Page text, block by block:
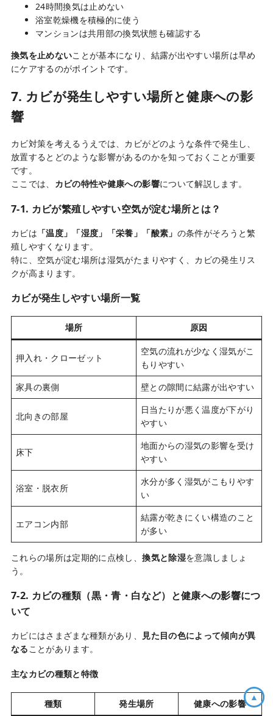
24時間換気は止めない
浴室乾燥機を積極的に使う
マンションは共用部の換気状態も確認する
換気を止めないことが基本になり、結露が出やすい場所は早め
にケアするのがポイントです。
7. カビが発生しやすい場所と健康への影
響
カビ対策を考えるうえでは、カビがどのような条件で発生し、
放置するとどのような影響があるのかを知っておくことが重要
です。
ここでは、 カビの特性や健康への影響について解説します。
7-1. カビが繁殖しやすい空気が淀む場所とは？
カビは 「温度」「湿度」「栄養」「酸素」 の条件がそろうと繁
殖しやすくなります。
特に、空気が淀む場所は湿気がたまりやすく、カビの発生リス
クが高まります。
カビが発生しやすい場所一覧
場所 原因
押入れ・クローゼット
空気の流れが少なく湿気がこ
もりやすい
家具の裏側
壁との隙間に結露が出やすい
北向きの部屋
日当たりが悪く温度が下がり
やすい
床下
地面からの湿気の影響を受け
やすい
浴室・脱衣所
水分が多く湿気がこもりやす
い
エアコン内部
結露が乾きにくい構造のこと
が多い
これらの場所は定期的に点検し、換気と除湿を意識しましょ
う。
7-2. カビの種類（黒・青・白など）と健康への影響につ
いて
カビにはさまざまな種類があり、 見た目の色によって傾向が異
なることがあります。
主なカビの種類と特徴
種類 発生場所 健康への影響
▲